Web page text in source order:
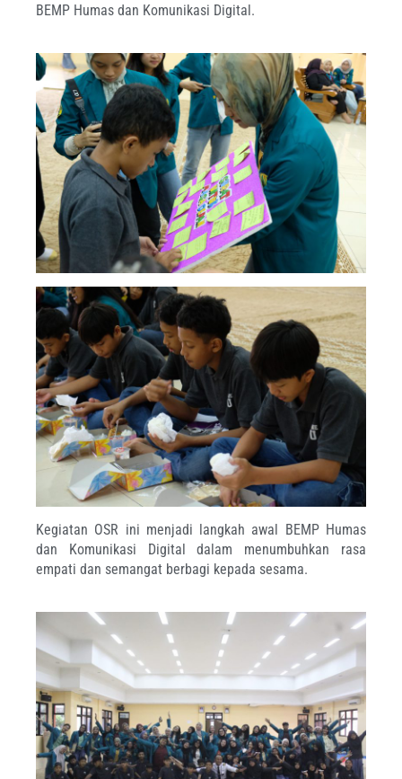
BEMP Humas dan Komunikasi Digital.
Kegiatan OSR ini menjadi langkah awal BEMP Humas
dan Komunikasi Digital dalam menumbuhkan rasa
empati dan semangat berbagi kepada sesama.